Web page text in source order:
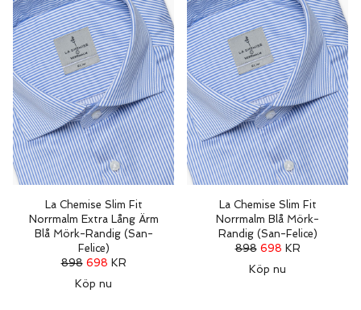
La Chemise Slim Fit
Norrmalm Extra Lång Ärm
Blå Mörk-Randig (San-
Felice)
898 698 KR
Köp nu
La Chemise Slim Fit
Norrmalm Blå Mörk-
Randig (San-Felice)
898 698 KR
Köp nu